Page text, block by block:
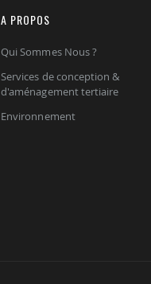
A PROPOS
Qui Sommes Nous ?
Services de conception &
d'aménagement tertiaire
Environnement